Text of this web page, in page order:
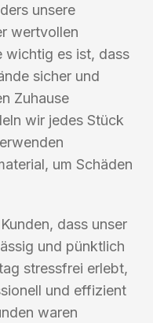
unsere
wertvollen
wichtig es ist, dass
sicher und
Zuhause
wir jedes Stück
um Schäden
dass unser
und pünktlich
stressfrei erlebt,
und effizient
waren